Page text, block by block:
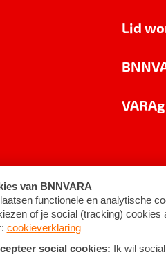
Lid
Algemene voorwaarden